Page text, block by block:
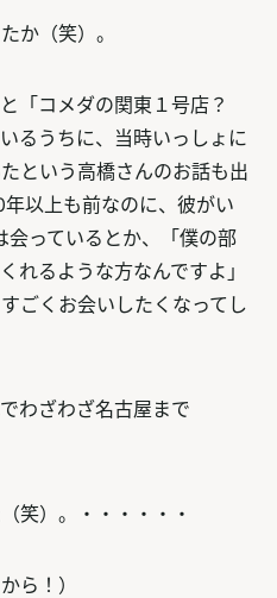
か（笑）。
と「コメダの関東１号店？
るうちに、当時いっしょに
という高橋さんのお話も出
以上も前なのに、彼がい
会っているとか、「僕の部
れるような方なんですよ」
ごくお会いしたくなってし
わざわざ名古屋まで
笑）。・・・・・・
ら！）